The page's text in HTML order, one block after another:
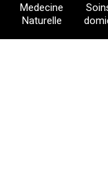
Medecine
Naturelle